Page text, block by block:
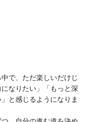
で、ただ楽しいだけじ
なりたい」「もっと深
と感じるようになりま